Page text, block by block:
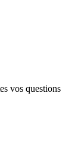
vos questions